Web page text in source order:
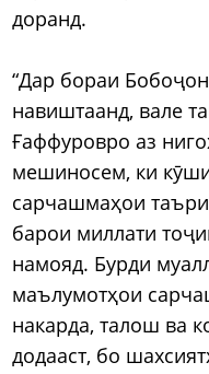
доранд.
“Дар бораи
навиштаанд, вале
Ғаффуровро аз
мешиносем, ки
сарчашмаҳои
барои миллати
намояд. Бурди
маълумотҳои
накарда, талош ва
додааст, бо